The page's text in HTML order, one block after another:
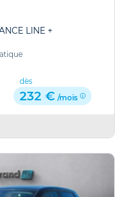
LINE +
dès
232 € /mois